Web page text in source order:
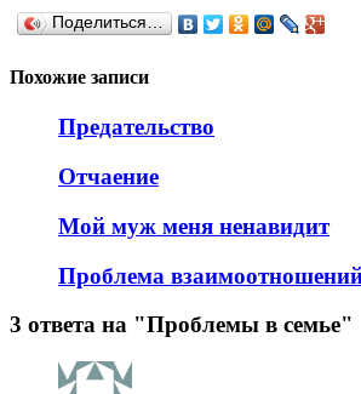
Поделиться…
Похожие записи
Предательство
Отчаение
Мой муж меня ненавидит
Проблема
3 ответа на "Проблемы в семье"